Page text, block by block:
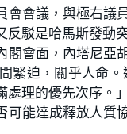
會會議，與極右
駁是哈馬斯發動
閣會面，內塔尼
緊迫，關乎人命
理的優先次序。」
可能達成釋放人